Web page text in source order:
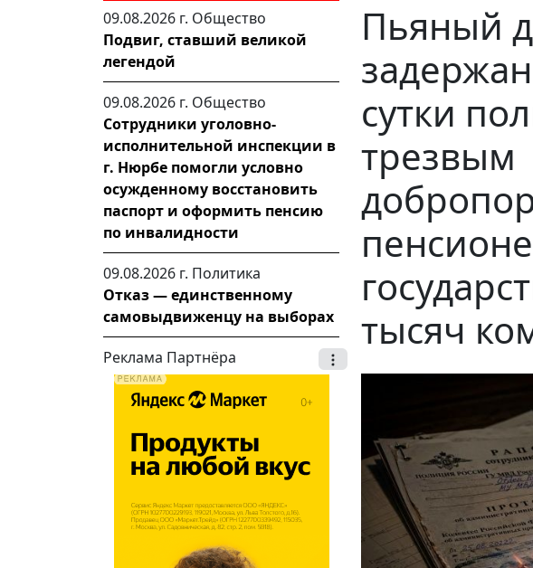
09.08.2026 г. Общество
Подвиг, ставший великой
легендой
09.08.2026 г. Общество
Сотрудники уголовно-
исполнительной инспекции в
г. Нюрбе помогли условно
осужденному восстановить
паспорт и оформить пенсию
по инвалидности
09.08.2026 г. Политика
Отказ — единственному
самовыдвиженцу на выборах
Реклама Партнёра
Пьяный
сутки
трезвым
тысяч